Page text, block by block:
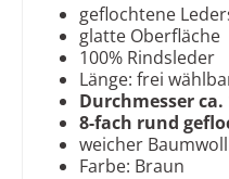
geflochtene
glatte Oberfläche
100% Rindsleder
Länge: frei
Durchmesser ca.
8-fach rund
weicher
Farbe: Braun